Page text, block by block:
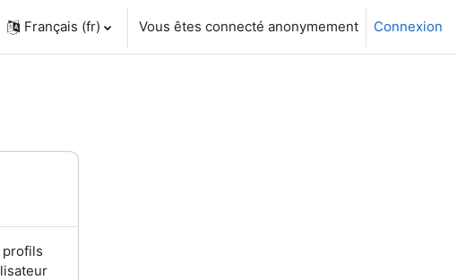
Français ‎(fr)‎ Vous êtes connecté anonymement Connexion
profils